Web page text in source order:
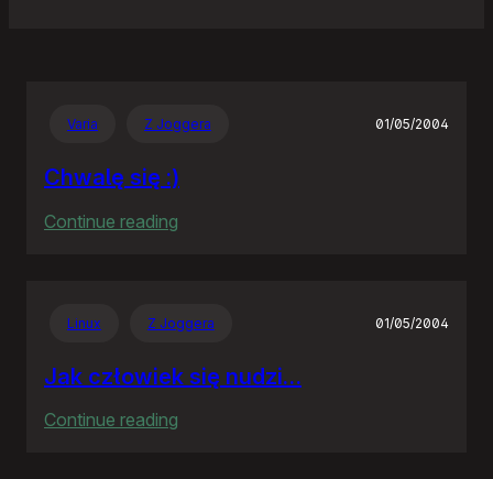
Varia Z Joggera 01/05/2004
Chwalę się :)
Continue reading
Linux Z Joggera 01/05/2004
Jak człowiek się nudzi…
Continue reading